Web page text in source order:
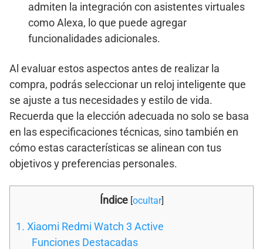
admiten la integración con asistentes virtuales
como Alexa, lo que puede agregar
funcionalidades adicionales.
Al evaluar estos aspectos antes de realizar la
compra, podrás seleccionar un reloj inteligente que
se ajuste a tus necesidades y estilo de vida.
Recuerda que la elección adecuada no solo se basa
en las especificaciones técnicas, sino también en
cómo estas características se alinean con tus
objetivos y preferencias personales.
Índice [ocultar]
1. Xiaomi Redmi Watch 3 Active
Funciones Destacadas